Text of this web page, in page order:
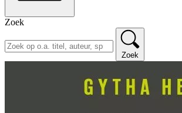
Zoek
Zoek